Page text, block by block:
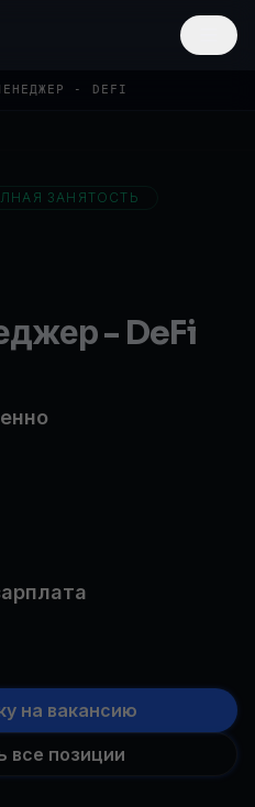
- DEFI
ЗАНЯТОСТЬ
- DeFi
на вакансию
все позиции